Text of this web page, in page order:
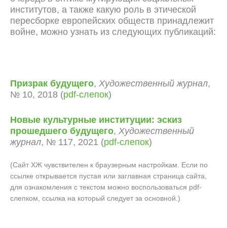
институтов, а также какую роль в этической
пересборке европейских обществ принадлежит
войне, можно узнать из следующих публикаций:
Призрак будущего, Художественный журнал,
№ 10, 2018 (pdf-слепок)
Новые культурные институции: эскиз
прошедшего будущего, Художественный
журнал, № 117, 2021 (pdf-слепок)
(Сайт ХЖ чувствителен к браузерным настройкам. Если по
ссылке открывается пустая или заглавная страница сайта,
для ознакомления с текстом можно воспользоваться pdf-
слепком, ссылка на который следует за основной.)